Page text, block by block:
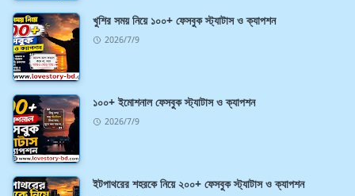
খুশির সময় নিয়ে ১০০+ ফেসবুক স্ট্যাটাস ও ক্যাপশন
2026/7/9
১০০+ ইমোশনাল ফেসবুক স্ট্যাটাস ও ক্যাপশন
2026/7/9
ইটপাথরের শহরকে নিয়ে ২০০+ ফেসবুক স্ট্যাটাস ও ক্যাপশন